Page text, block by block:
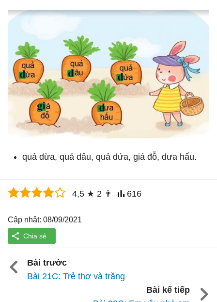
quả dừa, quả dâu, quả dứa, giá đỗ, dưa hấu.
4,5 ★ 2 👨 616
Cập nhật: 08/09/2021
Bài trước
Bài 21C: Trẻ thơ và trăng
Bài kế tiếp